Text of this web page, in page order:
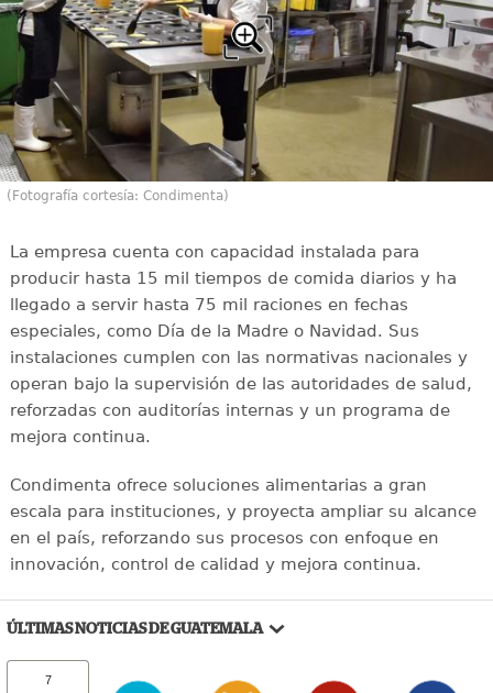
(Fotografía cortesía: Condimenta)
La empresa cuenta con capacidad instalada para
producir hasta 15 mil tiempos de comida diarios y ha
llegado a servir hasta 75 mil raciones en fechas
especiales, como Día de la Madre o Navidad. Sus
instalaciones cumplen con las normativas nacionales y
operan bajo la supervisión de las autoridades de salud,
reforzadas con auditorías internas y un programa de
mejora continua.
Condimenta ofrece soluciones alimentarias a gran
escala para instituciones, y proyecta ampliar su alcance
en el país, reforzando sus procesos con enfoque en
innovación, control de calidad y mejora continua.
ÚLTIMAS NOTICIAS DE GUATEMALA
7